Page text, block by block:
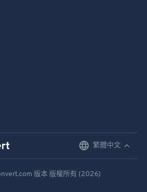
繁體中文
版本 版權所有 (2026)